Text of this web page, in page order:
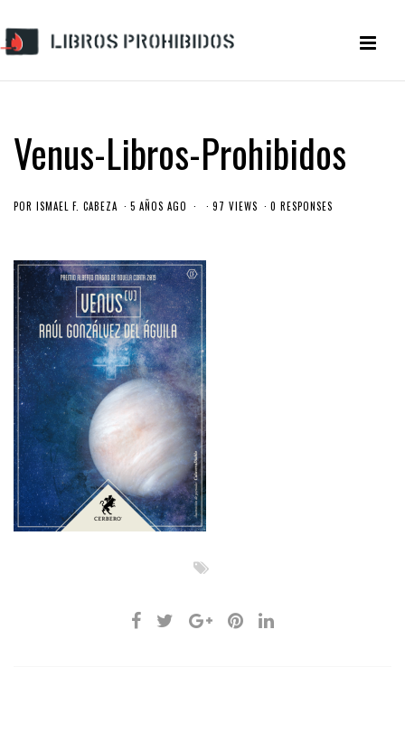
Venus-Libros-Prohibidos
POR ISMAEL F. CABEZA 5 AÑOS AGO 97 VIEWS 0 RESPONSES